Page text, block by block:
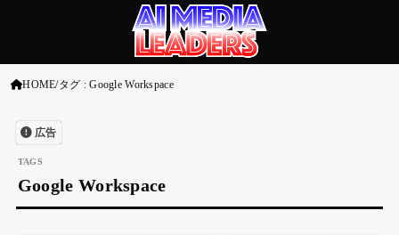
HOME タグ : Google Workspace
広告
Google Workspace